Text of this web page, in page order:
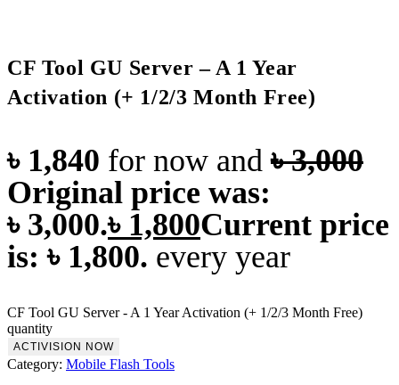
CF Tool GU Server – A 1 Year
Activation (+ 1/2/3 Month Free)
৳ 1,840 for now and৳3,000
Original price was:
৳ 3,000.৳ 1,800Current price
is: ৳ 1,800. every year
CF Tool GU Server - A 1 Year Activation (+ 1/2/3 Month Free)
quantity
ACTIVISION NOW
Category: Mobile Flash Tools